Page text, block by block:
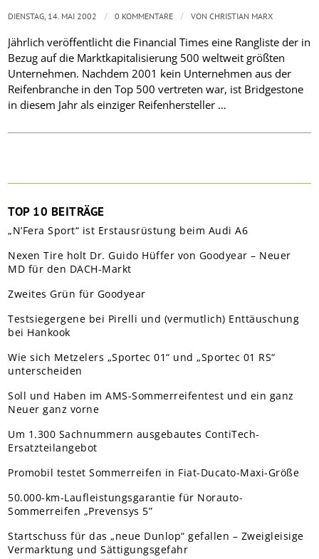
Jährlich veröffentlicht die Financial Times eine Rangliste der in
Bezug auf die Marktkapitalisierung 500 weltweit größten
Unternehmen. Nachdem 2001 kein Unternehmen aus der
Reifenbranche in den Top 500 vertreten war, ist Bridgestone
in diesem Jahr als einziger Reifenhersteller …
DIENSTAG, 14. MAI 2002 / 0 KOMMENTARE / VONCHRISTIAN MARX
TOP 10 BEITRÄGE
„N’Fera Sport“ ist Erstausrüstung beim Audi A6
Nexen Tire holt Dr. Guido Hüffer von Goodyear – Neuer
MD für den DACH-Markt
Zweites Grün für Goodyear
Testsiegergene bei Pirelli und (vermutlich) Enttäuschung
bei Hankook
Wie sich Metzelers „Sportec 01“ und „Sportec 01 RS“
unterscheiden
Soll und Haben im AMS-Sommerreifentest und ein ganz
Neuer ganz vorne
Um 1.300 Sachnummern ausgebautes ContiTech-
Ersatzteilangebot
Promobil testet Sommerreifen in Fiat-Ducato-Maxi-Größe
50.000-km-Laufleistungsgarantie für Norauto-
Sommerreifen „Prevensys 5”
Startschuss für das „neue Dunlop“ gefallen – Zweigleisige
Vermarktung und Sättigungsgefahr